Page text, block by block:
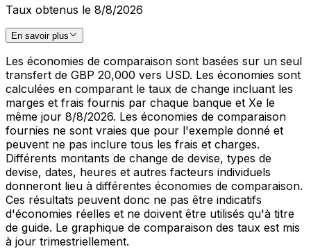
Taux obtenus le 8/8/2026
En savoir plus
Les économies de comparaison sont basées sur un seul
transfert de GBP 20,000 vers USD. Les économies sont
calculées en comparant le taux de change incluant les
marges et frais fournis par chaque banque et Xe le
même jour 8/8/2026. Les économies de comparaison
fournies ne sont vraies que pour l'exemple donné et
peuvent ne pas inclure tous les frais et charges.
Différents montants de change de devise, types de
devise, dates, heures et autres facteurs individuels
donneront lieu à différentes économies de comparaison.
Ces résultats peuvent donc ne pas être indicatifs
d'économies réelles et ne doivent être utilisés qu'à titre
de guide. Le graphique de comparaison des taux est mis
à jour trimestriellement.